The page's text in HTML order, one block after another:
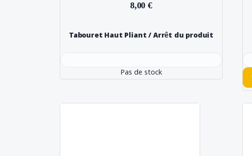
8,00 €
Tabouret Haut Pliant / Arrêt du produit
Pas de stock